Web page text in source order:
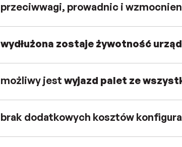
przeciwwagi, prowadnic i
wydłużona zostaje żywotność
możliwy jest wyjazd palet ze
brak dodatkowych kosztów